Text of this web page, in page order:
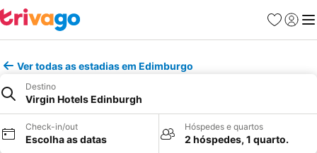
Favoritos
Iniciar
Ver todas as estadias em Edimburgo
Destino
Virgin Hotels Edinburgh
Check-in/out
Escolha as datas
Hóspedes e quartos
2 hóspedes, 1 quarto.